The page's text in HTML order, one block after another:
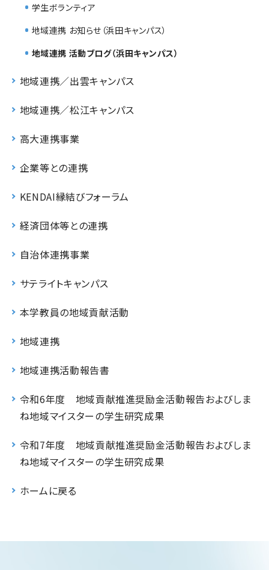
学生ボランティア
地域連携 お知らせ（浜田キャンパス）
地域連携 活動ブログ（浜田キャンパス）
地域連携／出雲キャンパス
地域連携／松江キャンパス
高大連携事業
企業等との連携
KENDAI縁結びフォーラム
経済団体等との連携
自治体連携事業
サテライトキャンパス
本学教員の地域貢献活動
地域連携
地域連携活動報告書
令和6年度 地域貢献推進奨励金活動報告およびしま
ね地域マイスターの学生研究成果
令和7年度 地域貢献推進奨励金活動報告およびしま
ね地域マイスターの学生研究成果
ホームに戻る